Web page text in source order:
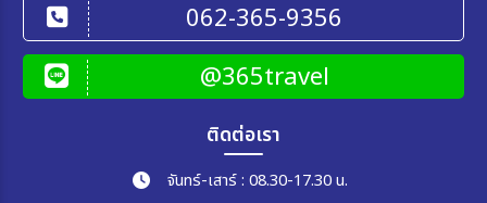
062-365-9356
@365travel
ติดต่อเรา
จันทร์-เสาร์ : 08.30-17.30 น.